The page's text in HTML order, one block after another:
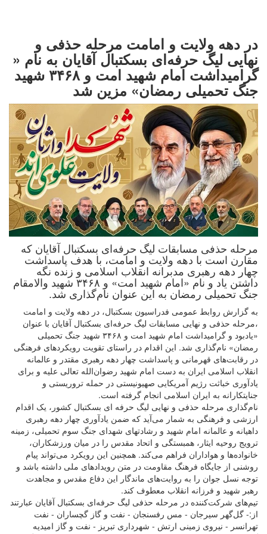
در دهه ولایت و امامت مرحله حذفی و
نهایی لیگ حرفه‌ای بسکتبال آقایان به نام «
گرامیداشت امام شهید امت و ۳۴۶۸ شهید
جنگ تحمیلی رمضان» مزین شد
مرحله حذفی مسابقات لیگ حرفه‌ای بسکتبال آقایان که
مقارن است با دهه ولایت و امامت، با هدف پاسداشت
چهار دهه رهبری مدبرانه انقلاب اسلامی و زنده نگه
داشتن یاد و نام «امام شهید امت» و ۳۴۶۸ شهید والامقام
جنگ تحمیلی رمضان به این عنوان نام‌گذاری شد.
به گزارش روابط عمومی فدراسیون بسکتبال، در دهه ولایت و امامت
،مرحله حذفی و نهایی مسابقات لیگ حرفه‌ای بسکتبال آقایان با عنوان
«یادبود و گرامیداشت امام شهید امت و ۳۴۶۸ شهید جنگ تحمیلی
رمضان» نام‌گذاری شد. این اقدام در راستای تقویت رویکردهای فرهنگی
در رقابت‌های قهرمانی و پاسداشت چهار دهه رهبری مقتدر و عالمانه
انقلاب اسلامی ایران به دست امام شهید رضوان‌الله تعالی علیه و برای
یادآوری خباثت رژیم آمریکایی صهیونیستی در حمله تروریستی و
جنایتکارانه به ایران اسلامی انجام گرفته است.
نام‌گذاری مرحله حذفی و نهایی لیگ حرفه ای بسکتبال کشور، یک اقدام
ارزشی و فرهنگی به شمار می‌آید که ضمن یادآوری چهار دهه رهبری
داهیانه و عالمانه امام شهید و رشادتهای شهدای جنگ سوم تحمیلی، زمینه
ترویج روحیه ایثار، همبستگی و اتحاد مقدس را در میان ورزشکاران،
خانواده‌ها و هواداران فراهم می‌کند. همچنین این رویکرد می‌تواند پیام
روشنی از جایگاه فرهنگ مقاومت در متن رویدادهای ملی داشته باشد و
توجه نسل جوان را به روایت‌های ماندگار این دفاع مقدس و مجاهدت
رهبر شهید و فرزانه انقلاب معطوف کند.
تیم‌های شرکت‌کننده در مرحله حذفی لیگ حرفه‌ای بسکتبال آقایان عبارتند
از:- گل‌گهر سیرجان - مس رفسنجان - نفت و گاز گچساران - نفت
تهرانسر - نیروی زمینی ارتش - شهرداری تبریز - نفت و گاز امیدیه